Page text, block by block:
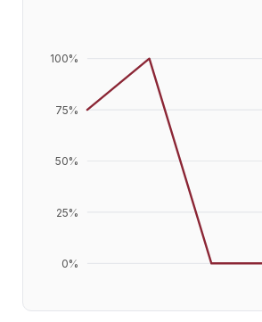
0%
25%
50%
75%
100%